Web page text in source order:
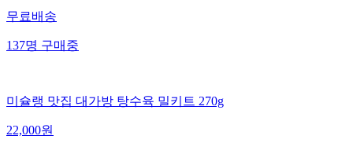
무료배송
137명구매중
미슐랭 맛집 대가방 탕수육 밀키트 270g
22,000원